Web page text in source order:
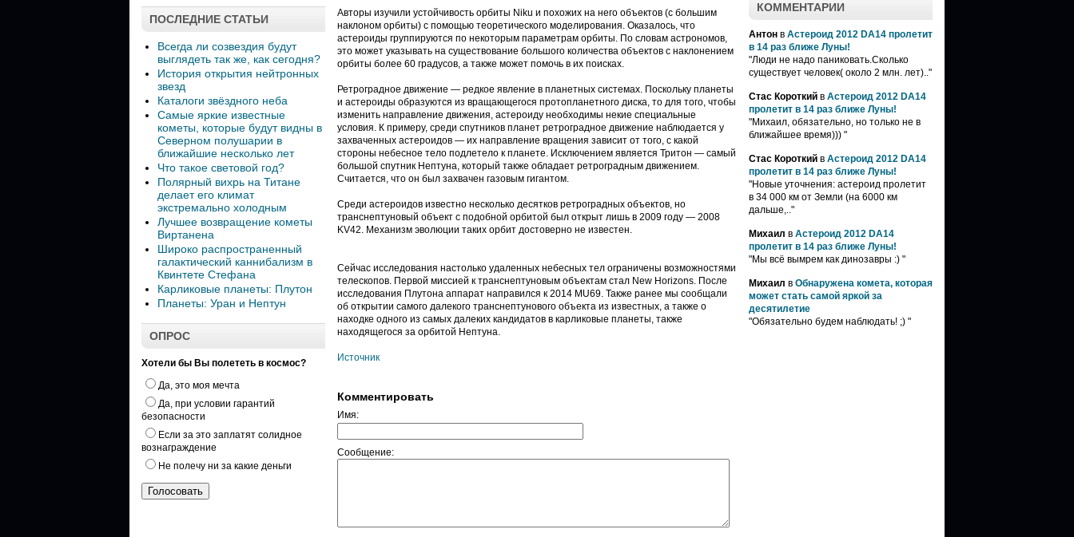
ПОСЛЕДНИЕ СТАТЬИ
Всегда ли созвездия будут
выглядеть так же, как сегодня?
История открытия нейтронных
звезд
Каталоги звёздного неба
Самые яркие известные
кометы, которые будут видны в
Северном полушарии в
ближайшие несколько лет
Что такое световой год?
Полярный вихрь на Титане
делает его климат
экстремально холодным
Лучшее возвращение кометы
Виртанена
Широко распространенный
галактический каннибализм в
Квинтете Стефана
Карликовые планеты: Плутон
Планеты: Уран и Нептун
ОПРОС
Хотели бы Вы полететь в космос?
Да, это моя мечта
Да, при условии гарантий
безопасности
Если за это заплатят солидное
вознаграждение
Не полечу ни за какие деньги
Авторы изучили устойчивость орбиты Niku и похожих на него объектов (с большим
наклоном орбиты) с помощью теоретического моделирования. Оказалось, что
астероиды группируются по некоторым параметрам орбиты. По словам астрономов,
это может указывать на существование большого количества объектов с наклонением
орбиты более 60 градусов, а также может помочь в их поисках.
Ретроградное движение — редкое явление в планетных системах. Поскольку планеты
и астероиды образуются из вращающегося протопланетного диска, то для того, чтобы
изменить направление движения, астероиду необходимы некие специальные
условия. К примеру, среди спутников планет ретроградное движение наблюдается у
захваченных астероидов — их направление вращения зависит от того, с какой
стороны небесное тело подлетело к планете. Исключением является Тритон — самый
большой спутник Нептуна, который также обладает ретроградным движением.
Считается, что он был захвачен газовым гигантом.
Среди астероидов известно несколько десятков ретроградных объектов, но
транснептуновый объект с подобной орбитой был открыт лишь в 2009 году — 2008
KV42. Механизм эволюции таких орбит достоверно не известен.
Сейчас исследования настолько удаленных небесных тел ограничены возможностями
телескопов. Первой миссией к транснептуновым объектам стал New Horizons. После
исследования Плутона аппарат направился к 2014 MU69. Также ранее мы сообщали
об открытии самого далекого транснептунового объекта из известных, а также о
находке одного из самых далеких кандидатов в карликовые планеты, также
находящегося за орбитой Нептуна.
Источник
Комментировать
Имя:
Сообщение:
КОММЕНТАРИИ
Антон в Астероид 2012 DA14 пролетит
в 14 раз ближе Луны!
"Люди не надо паниковать.Сколько
существует человек( около 2 млн. лет).."
Стас Короткий в Астероид 2012 DA14
пролетит в 14 раз ближе Луны!
"Михаил, обязательно, но только не в
ближайшее время))) "
Стас Короткий в Астероид 2012 DA14
пролетит в 14 раз ближе Луны!
"Новые уточнения: астероид пролетит
в 34 000 км от Земли (на 6000 км
дальше,.."
Михаил в Астероид 2012 DA14
пролетит в 14 раз ближе Луны!
"Мы всё вымрем как динозавры :) "
Михаил в Обнаружена комета, которая
может стать самой яркой за
десятилетие
"Обязательно будем наблюдать! ;) "